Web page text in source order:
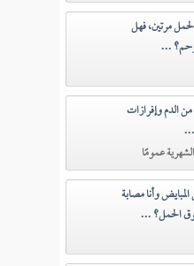
مرتين، فهل
...
الدم وإفرازات
عمومًا
وأنا مصابة
الحمل؟ ...